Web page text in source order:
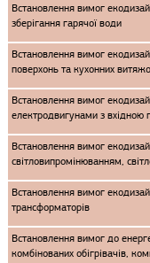
Встановлення вимог
зберігання гарячої води
Встановлення вимог
поверхонь та кухонних
Встановлення вимог
електродвигунами з
Встановлення вимог
світловипромінюванням,
Встановлення вимог
трансформаторів
Встановлення вимог до
комбінованих обігрівачів,